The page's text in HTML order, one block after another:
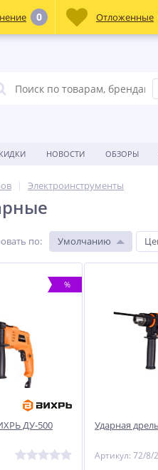
НОВОСТИ ОБЗОРЫ
Электроинструменты
по: Умолчанию
%
ДУ-500 Ударная
Артикул: 72/8/2
0 Отложенные